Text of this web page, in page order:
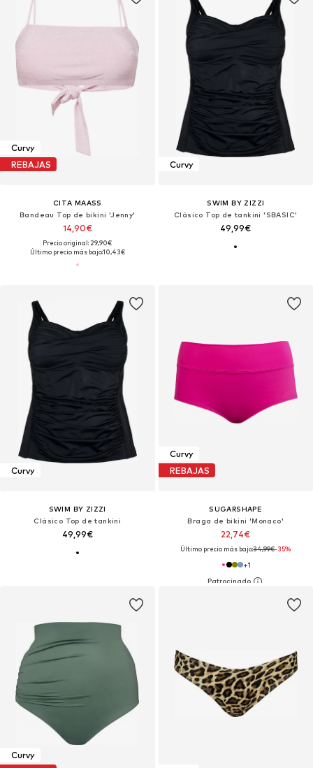
Curvy
REBAJAS
CITA MAASS
Bandeau Top de bikini 'Jenny'
14,90€
Precio original: 29,90€
Último precio más bajo:10,43€
Curvy
SWIM BY ZIZZI
Clásico Top de tankini 'SBASIC'
49,99€
Curvy
SWIM BY ZIZZI
Clásico Top de tankini
49,99€
Curvy
REBAJAS
SUGARSHAPE
Braga de bikini 'Monaco'
22,74€
Último precio más bajo:34,99€-35%
+1
Curvy